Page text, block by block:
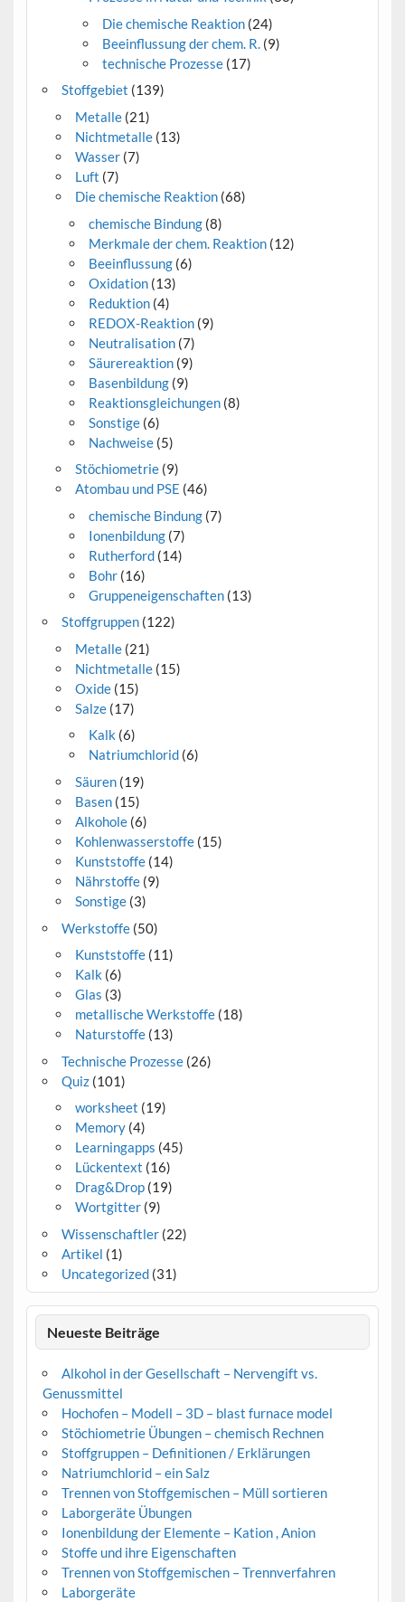
Die chemische Reaktion (24)
Beeinflussung der chem. R. (9)
technische Prozesse (17)
Stoffgebiet (139)
Metalle(21)
Nichtmetalle(13)
Wasser(7)
Luft (7)
Die chemische Reaktion(68)
chemische Bindung (8)
Merkmale der chem. Reaktion (12)
Beeinflussung (6)
Oxidation (13)
Reduktion (4)
REDOX-Reaktion (9)
Neutralisation (7)
Säurereaktion (9)
Basenbildung (9)
Reaktionsgleichungen (8)
Sonstige (6)
Nachweise (5)
Stöchiometrie(9)
Atombau und PSE (46)
chemische Bindung (7)
Ionenbildung (7)
Rutherford (14)
Bohr (16)
Gruppeneigenschaften (13)
Stoffgruppen(122)
Metalle(21)
Nichtmetalle(15)
Oxide(15)
Salze(17)
Kalk (6)
Natriumchlorid (6)
Säuren(19)
Basen(15)
Alkohole(6)
Kohlenwasserstoffe(15)
Kunststoffe(14)
Nährstoffe(9)
Sonstige(3)
Werkstoffe(50)
Kunststoffe(11)
Kalk (6)
Glas (3)
metallische Werkstoffe(18)
Naturstoffe(13)
Technische Prozesse(26)
Quiz(101)
worksheet (19)
Memory(4)
Learningapps (45)
Lückentext (16)
Drag&Drop(19)
Wortgitter(9)
Wissenschaftler(22)
Artikel (1)
Uncategorized(31)
Neueste Beiträge
Alkohol in der Gesellschaft – Nervengift vs.
Genussmittel
Hochofen – Modell – 3D – blast furnace model
Stöchiometrie Übungen – chemisch Rechnen
Stoffgruppen – Definitionen / Erklärungen
Natriumchlorid – ein Salz
Trennen von Stoffgemischen – Müll sortieren
Laborgeräte Übungen
Ionenbildung der Elemente – Kation , Anion
Stoffe und ihre Eigenschaften
Trennen von Stoffgemischen – Trennverfahren
Laborgeräte